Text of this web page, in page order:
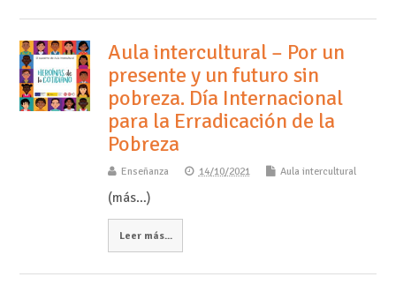
Aula intercultural – Por un
presente y un futuro sin
pobreza. Día Internacional
para la Erradicación de la
Pobreza
Enseñanza 14/10/2021 Aula intercultural
(más…)
Leer más...